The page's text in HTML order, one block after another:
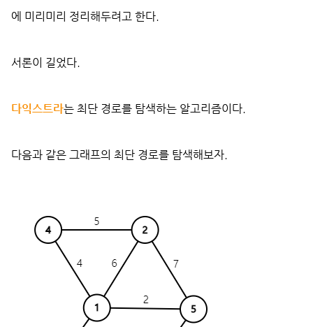
에 미리미리 정리해두려고 한다.
서론이 길었다.
다익스트라는 최단 경로를 탐색하는 알고리즘이다.
다음과 같은 그래프의 최단 경로를 탐색해보자.